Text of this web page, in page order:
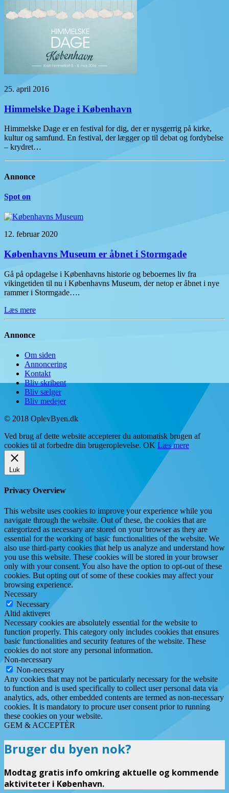
25. april 2016
Himmelske Dage i København
Himmelske Dage er en festival for dig, der er nysgerrig på kirke,
kultur og samfund. En festival, der lægger op til debat og fordybelse
– krydret…
Annonce
Spot on
12. februar 2020
Københavns Museum er åbnet i Stormgade
Gå på opdagelse i Københavns historie og beboernes liv fra
vikingetiden til nu i Københavns Museum, der netop er åbnet i nye
rammer i Stormgade….
Læs mere
Annonce
Om siden
Annoncering
Kontakt
Bliv skribent
Bliv sælger
Bliv medejer
© 2018 OplevByen.dk
Ved brug af dette website accepterer du automatisk brugen af
cookies til at forbedre din brugeroplevelse. OK Læs mere
Luk
Privacy Overview
This website uses cookies to improve your experience while you
navigate through the website. Out of these, the cookies that are
categorized as necessary are stored on your browser as they are
essential for the working of basic functionalities of the website. We
also use third-party cookies that help us analyze and understand how
you use this website. These cookies will be stored in your browser
only with your consent. You also have the option to opt-out of these
cookies. But opting out of some of these cookies may affect your
browsing experience.
Necessary
Necessary
Altid aktiveret
Necessary cookies are absolutely essential for the website to
function properly. This category only includes cookies that ensures
basic functionalities and security features of the website. These
cookies do not store any personal information.
Non-necessary
Non-necessary
Any cookies that may not be particularly necessary for the website
to function and is used specifically to collect user personal data via
analytics, ads, other embedded contents are termed as non-necessary
cookies. It is mandatory to procure user consent prior to running
these cookies on your website.
GEM & ACCEPTÈR
Bruger du byen nok?
Modtag gratis info omkring aktuelle og kommende
aktiviteter i København.